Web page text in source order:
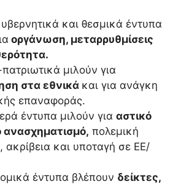
και θεσμικά έντυπα
οργάνωση, μεταρρυθμίσεις
μιλούν για
στα εθνικά και για ανάγκη
επαναφοράς.
έντυπα μιλούν για αστικό
ανασχηματισμό, πολεμική
ακρίβεια και υποταγή σε ΕΕ/
έντυπα βλέπουν δείκτες,